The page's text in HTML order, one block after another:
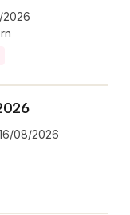
2026
08/2026